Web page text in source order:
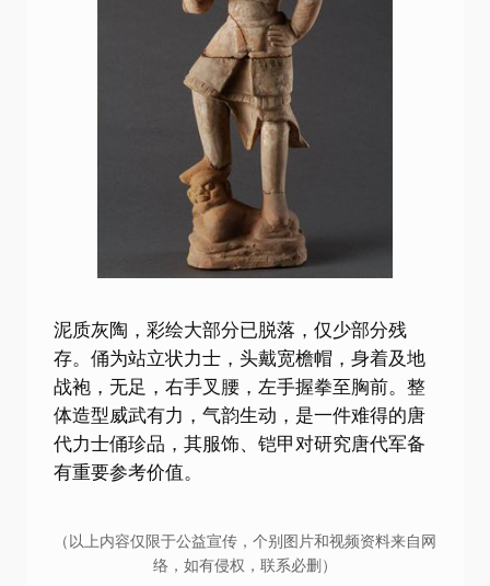
泥质灰陶，彩绘大部分已脱落，仅少部分残
存。俑为站立状力士，头戴宽檐帽，身着及地
战袍，无足，右手叉腰，左手握拳至胸前。整
体造型威武有力，气韵生动，是一件难得的唐
代力士俑珍品，其服饰、铠甲对研究唐代军备
有重要参考价值。
（以上内容仅限于公益宣传，个别图片和视频资料来自网
络，如有侵权，联系必删）